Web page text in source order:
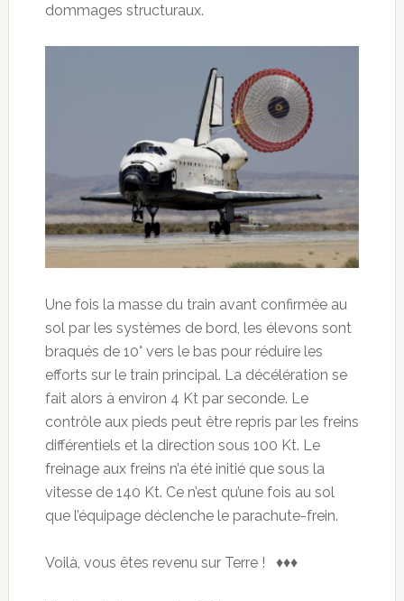
dommages structuraux.
Une fois la masse du train avant confirmée au
sol par les systèmes de bord, les élevons sont
braqués de 10° vers le bas pour réduire les
efforts sur le train principal. La décélération se
fait alors à environ 4 Kt par seconde. Le
contrôle aux pieds peut être repris par les freins
différentiels et la direction sous 100 Kt. Le
freinage aux freins n’a été initié que sous la
vitesse de 140 Kt. Ce n’est qu’une fois au sol
que l’équipage déclenche le parachute-frein.
Voilà, vous êtes revenu sur Terre ! ♦♦♦